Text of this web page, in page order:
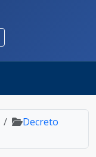
Decreto